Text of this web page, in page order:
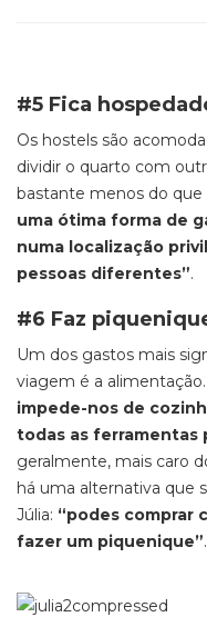
#5 Fica
Os hostels são
dividir o quarto com
bastante menos do
uma ótima forma de
numa localização
pessoas diferentes”.
#6 Faz
Um dos gastos mais
viagem é a alimentação.
impede-nos de
todas as ferramentas
geralmente, mais caro
há uma alternativa que
Júlia: “podes comprar
fazer um piquenique”.